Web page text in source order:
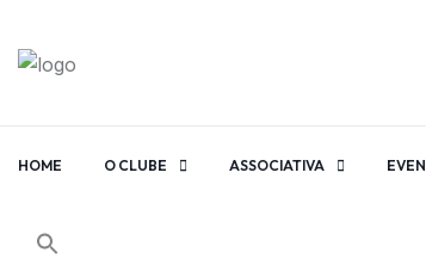
HOME O CLUBE ASSOCIATIVA